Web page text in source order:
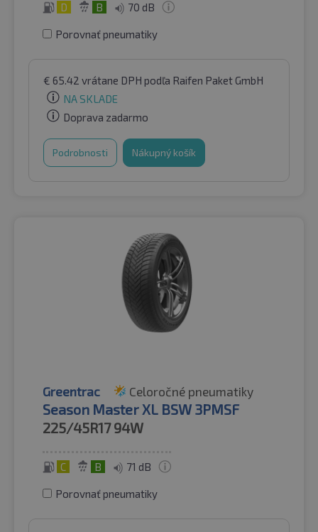
D B 70 dB
Porovnať pneumatiky
€ 65.42 vrátane DPH podľa Raifen Paket GmbH
NA SKLADE
Doprava zadarmo
Podrobnosti Nákupný košík
Greentrac Celoročné pneumatiky
Season Master XL BSW 3PMSF
225/45R17 94W
C B 71 dB
Porovnať pneumatiky